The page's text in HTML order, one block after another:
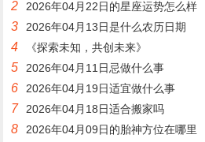
2 2026年04月22日的星座运势怎么样
3 2026年04月13日是什么农历日期
4 《探索未知，共创未来》
5 2026年04月11日忌做什么事
6 2026年04月19日适宜做什么事
7 2026年04月18日适合搬家吗
8 2026年04月09日的胎神方位在哪里